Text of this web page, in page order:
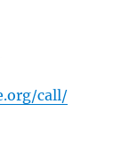
call/